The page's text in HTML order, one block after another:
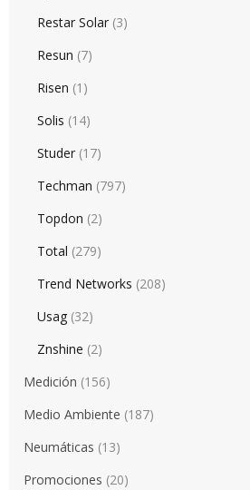
Restar Solar (3)
Resun (7)
Risen (1)
Solis (14)
Studer (17)
Techman (797)
Topdon (2)
Total (279)
Trend Networks (208)
Usag (32)
Znshine (2)
Medición (156)
Medio Ambiente (187)
Neumáticas (13)
Promociones (20)